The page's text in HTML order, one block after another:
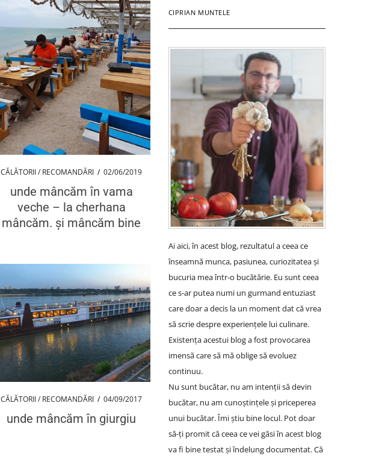
CĂLĂTORII / RECOMANDĂRI / 02/06/2019
unde mâncăm în vama
veche – la cherhana
mâncăm. și mâncăm bine
CĂLĂTORII / RECOMANDĂRI / 04/09/2017
unde mâncăm în giurgiu
CIPRIAN MUNTELE
Ai aici, în acest blog, rezultatul a ceea ce
înseamnă munca, pasiunea, curiozitatea și
bucuria mea într-o bucătărie. Eu sunt ceea
ce s-ar putea numi un gurmand entuziast
care doar a decis la un moment dat că vrea
să scrie despre experiențele lui culinare.
Existența acestui blog a fost provocarea
imensă care să mă oblige să evoluez
continuu.
Nu sunt bucătar, nu am intenții să devin
bucătar, nu am cunoștințele și priceperea
unui bucătar. Îmi știu bine locul. Pot doar
să-ți promit că ceea ce vei găsi în acest blog
va fi bine testat și îndelung documentat. Că